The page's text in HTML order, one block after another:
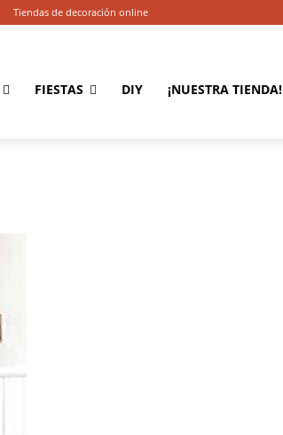
Tiendas de decoración online
FIESTAS DIY ¡NUESTRA TIENDA!